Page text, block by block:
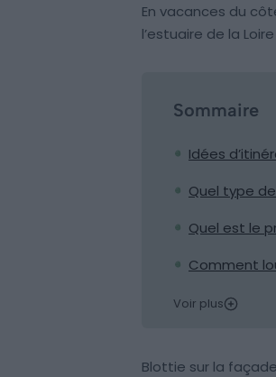
En vacances du
l’estuaire de la
Sommaire
Idées
Quel type
Quel est le
Comment
Voir plus
Blottie sur la